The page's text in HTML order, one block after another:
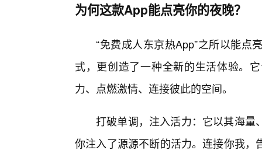
为何这款App能点亮你的夜晚？
“免费成人东京热App”之所以能点
式，更创造了一种全新的生活体验。
力、点燃激情、连接彼此的空间。
打破单调，注入活力：它以其海量
你注入了源源不断的活力。连接你我